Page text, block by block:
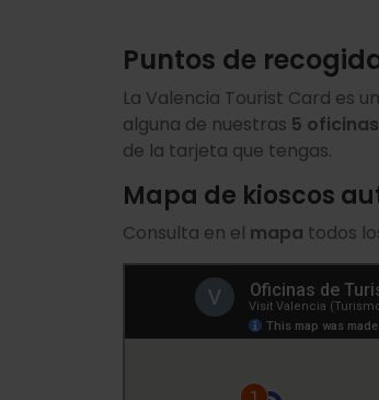
Puntos de
La Valencia Tourist Card es
alguna de nuestras 5
de la tarjeta que tengas.
Mapa de kioscos
Consulta en el mapa todos